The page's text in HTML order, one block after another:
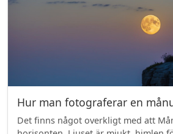
Hur man fotograferar en
Det finns något overkligt med att